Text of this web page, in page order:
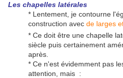
Les chapelles latérales
* Lentement, je contourne
construction avec de larges
* Ce doit être une chapelle
siècle puis certainement
après.
* Ce n'est évidemment pas
attention, mais :